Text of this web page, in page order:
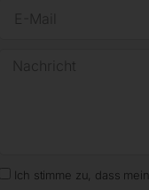
Ich stimme zu, dass